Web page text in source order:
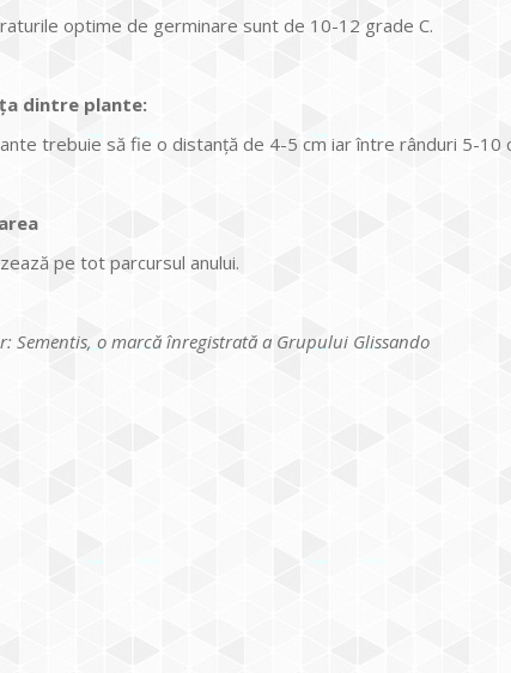
optime de germinare sunt de 10-12 grade C.
dintre plante:
trebuie să fie o distanţă de 4-5 cm iar între rânduri 5-10
pe tot parcursul anului.
Sementis, o marcă înregistrată a Grupului Glissando